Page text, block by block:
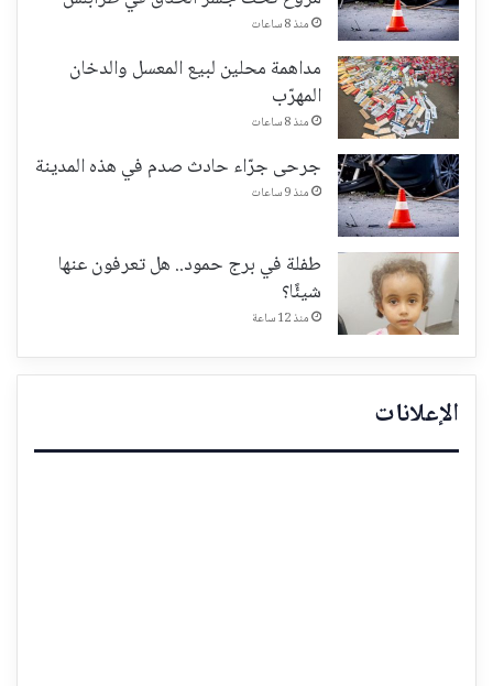
منذ 8 ساعات
مداهمة محلين لبيع المعسل والدخان
المهرّب
منذ 8 ساعات
جرحى جرّاء حادث صدم في هذه المدينة
منذ 9 ساعات
طفلة في برج حمود.. هل تعرفون عنها
شيئًا؟
منذ 12 ساعة
الإعلانات